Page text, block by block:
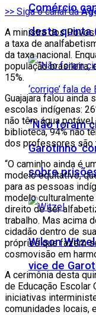
Comércio
desta quinta
“Não foram
Garotinho
sobre
Wilson
vice de
>> Siga o canal da
A ministra dos Povos
a taxa de
da taxa nacional.
população brasileira,
15%.
Guajajara falou
escolas indígenas:
não têm água
biblioteca, 94% não
dos professores são
“O caminho ainda é
modelo equitativo,
para as pessoas
modelo
direito de ser
trabalho. Mas acima
cidadão dentro de
próprios que fazem
cosmovisão em
A cerimônia desta
de Educação Escolar
iniciativas
comunidades locais,